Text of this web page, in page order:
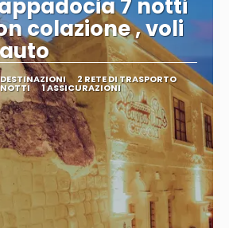
7 notti
colazione , voli
2 RETE DI TRASPORTO
1 ASSICURAZIONI